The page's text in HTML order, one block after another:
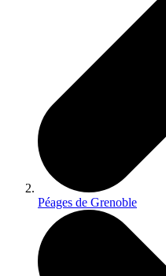
Péages de Grenoble